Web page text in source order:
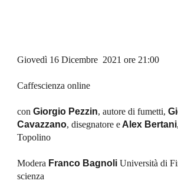
Giovedì 16 Dicembre
  2021 ore 21:00
Caffescienza online
con Giorgio Pezzin, autore di fumetti,
Cavazzano, disegnatore e Alex Bertani
Topolino
Modera Franco Bagnoli Università di
scienza